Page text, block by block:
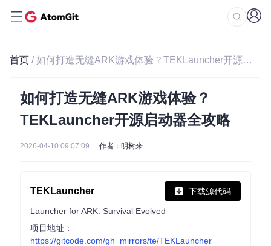
首页 / 如何打造无缝ARK游戏体验？TEKLauncher开源启动器全攻略
如何打造无缝ARK游戏体验？
TEKLauncher开源启动器全攻略
2026-04-10 09:07:09 作者：明树来
TEKLauncher 下载源代码
Launcher for ARK: Survival Evolved
项目地址：
https://gitcode.com/gh_mirrors/te/TEKLauncher